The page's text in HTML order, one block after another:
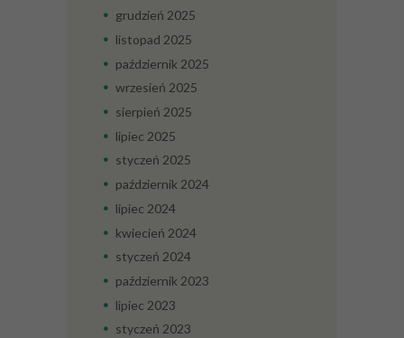
grudzień 2025
listopad 2025
październik 2025
wrzesień 2025
sierpień 2025
lipiec 2025
styczeń 2025
październik 2024
lipiec 2024
kwiecień 2024
styczeń 2024
październik 2023
lipiec 2023
styczeń 2023